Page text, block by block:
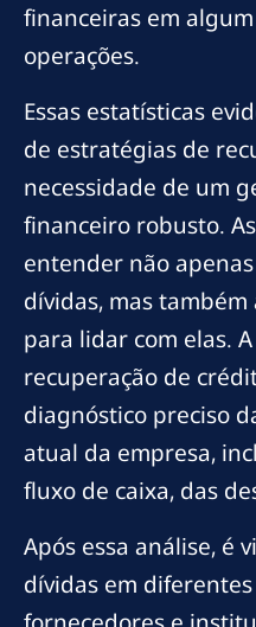
financeiras em
operações.
Essas estatísticas
de estratégias de
necessidade de um
financeiro robusto.
entender não
dívidas, mas
para lidar com elas.
recuperação de
diagnóstico preciso
atual da empresa,
fluxo de caixa, das
Após essa análise, é
dívidas em